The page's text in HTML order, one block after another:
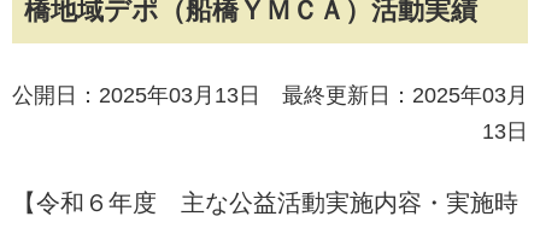
橋地域デポ（船橋ＹＭＣＡ）活動実績
公開日：2025年03月13日 最終更新日：2025年03月
13日
【令和６年度 主な公益活動実施内容・実施時